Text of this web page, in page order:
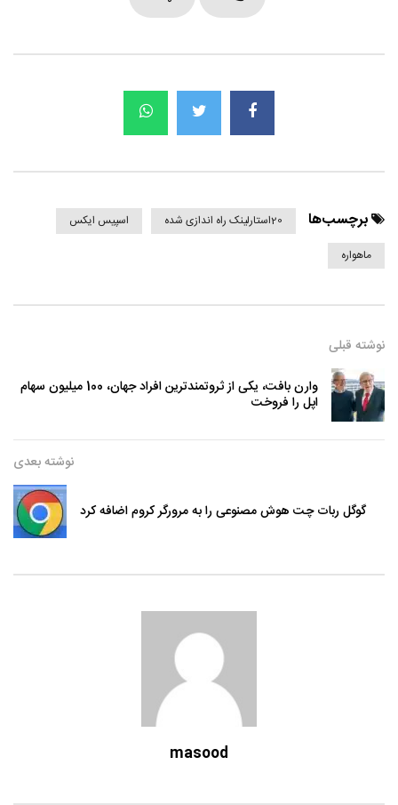
برچسب‌ها 20استارلینک راه اندازی شده
اسپیس ایکس
ماهواره
نوشته قبلی
وارن بافت، یکی از ثروتمندترین افراد جهان، 100 میلیون سهام
اپل را فروخت
نوشته بعدی
گوگل ربات چت هوش مصنوعی را به مرورگر کروم اضافه کرد
masood